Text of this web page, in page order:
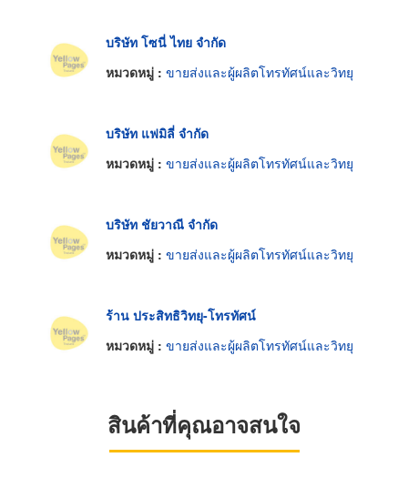
บริษัท โซนี่ ไทย จำกัด
หมวดหมู่ : ขายส่งและผู้ผลิตโทรทัศน์และวิทยุ
บริษัท แฟมิลี่ จำกัด
หมวดหมู่ : ขายส่งและผู้ผลิตโทรทัศน์และวิทยุ
บริษัท ชัยวาณี จำกัด
หมวดหมู่ : ขายส่งและผู้ผลิตโทรทัศน์และวิทยุ
ร้าน ประสิทธิวิทยุ-โทรทัศน์
หมวดหมู่ : ขายส่งและผู้ผลิตโทรทัศน์และวิทยุ
สินค้าที่คุณอาจสนใจ